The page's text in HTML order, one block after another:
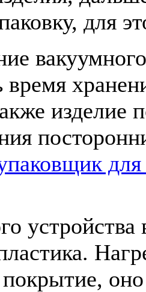
для
время
изделие
для